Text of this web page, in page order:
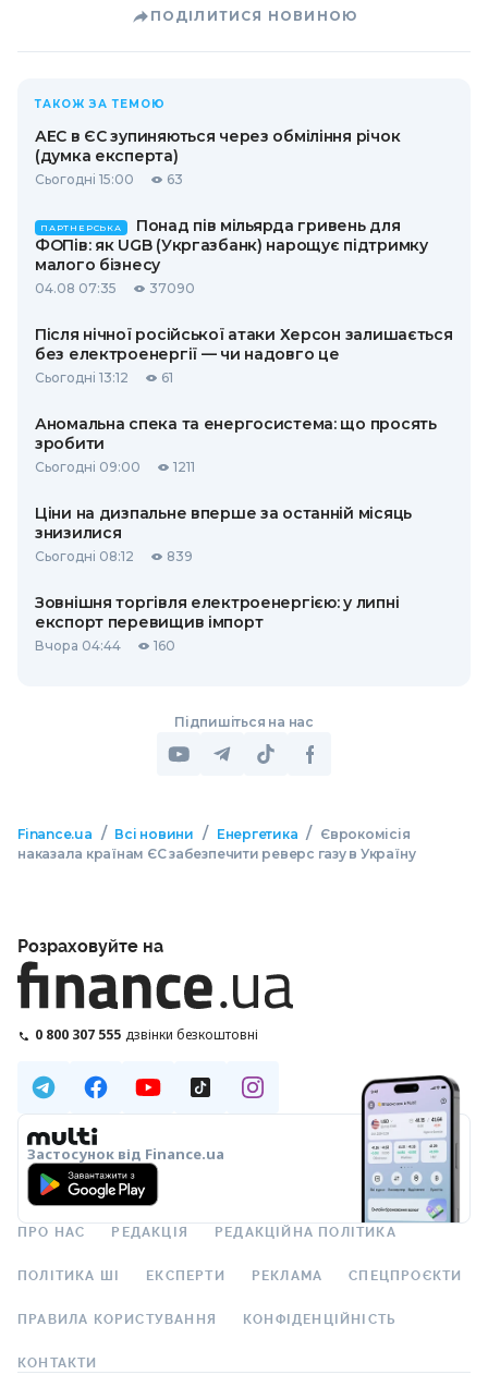
ПОДІЛИТИСЯ НОВИНОЮ
ТАКОЖ ЗА ТЕМОЮ
АЕС в ЄС зупиняються через обміління річок
(думка експерта)
Сьогодні 15:00 63
ПАРТНЕРСЬКА
Понад пів мільярда гривень для
ФОПів: як UGB (Укргазбанк) нарощує підтримку
малого бізнесу
04.08 07:35 37090
Після нічної російської атаки Херсон залишається
без електроенергії — чи надовго це
Сьогодні 13:12 61
Аномальна спека та енергосистема: що просять
зробити
Сьогодні 09:00 1211
Ціни на дизпальне вперше за останній місяць
знизилися
Сьогодні 08:12 839
Зовнішня торгівля електроенергією: у липні
експорт перевищив імпорт
Вчора 04:44 160
Підпишіться на нас
Finance.ua / Всі новини / Енергетика / Єврокомісія
наказала країнам ЄС забезпечити реверс газу в Україну
Розраховуйте на
0 800 307 555 дзвінки безкоштовні
Застосунок від Finance.ua
ПРО НАС РЕДАКЦІЯ РЕДАКЦІЙНА ПОЛІТИКА
ПОЛІТИКА ШІ ЕКСПЕРТИ РЕКЛАМА СПЕЦПРОЄКТИ
ПРАВИЛА КОРИСТУВАННЯ КОНФІДЕНЦІЙНІСТЬ
КОНТАКТИ